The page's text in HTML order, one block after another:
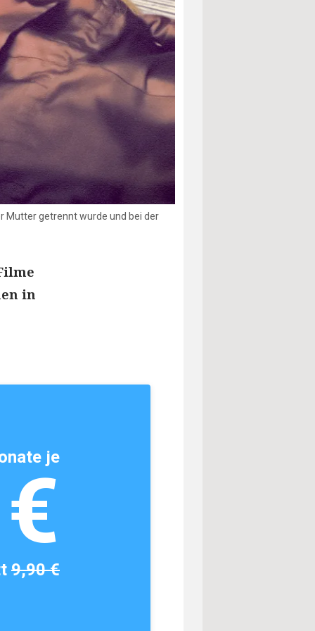
Mutter getrennt wurde und bei der
in
je
9,90 €